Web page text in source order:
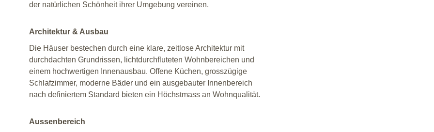
der natürlichen Schönheit ihrer Umgebung vereinen.
Architektur & Ausbau
Die Häuser bestechen durch eine klare, zeitlose Architektur mit
durchdachten Grundrissen, lichtdurchfluteten Wohnbereichen und
einem hochwertigen Innenausbau. Offene Küchen, grosszügige
Schlafzimmer, moderne Bäder und ein ausgebauter Innenbereich
nach definiertem Standard bieten ein Höchstmass an Wohnqualität.
Aussenbereich